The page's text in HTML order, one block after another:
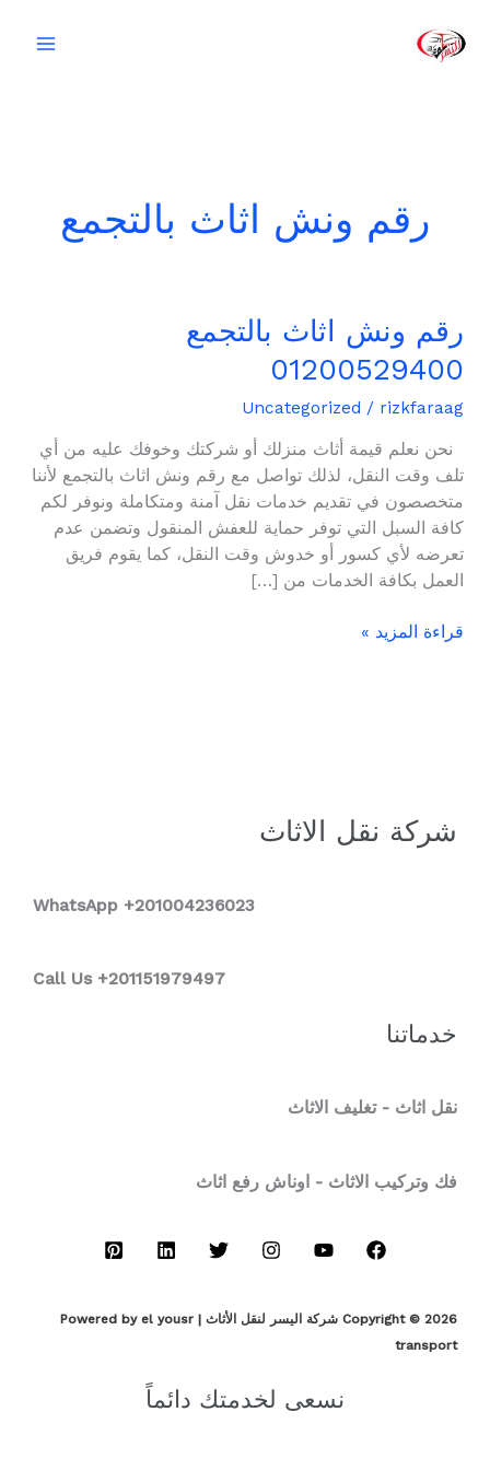
المحتوى
رقم ونش اثاث بالتجمع
رقم ونش اثاث بالتجمع
01200529400
Uncategorized / rizkfaraag
نحن نعلم قيمة أثاث منزلك أو شركتك وخوفك عليه من أي
تلف وقت النقل، لذلك تواصل مع رقم ونش اثاث بالتجمع لأننا
متخصصون في تقديم خدمات نقل آمنة ومتكاملة ونوفر لكم
كافة السبل التي توفر حماية للعفش المنقول وتضمن عدم
تعرضه لأي كسور أو خدوش وقت النقل، كما يقوم فريق
العمل بكافة الخدمات من […]
رقم
ونش
اثاث
بالتجمع
قراءة المزيد »
شركة نقل الاثاث
WhatsApp +201004236023
Call Us +201151979497
خدماتنا
نقل اثاث - تغليف الاثاث
فك وتركيب الاثاث - اوناش رفع اثاث
Copyright © 2026 شركة اليسر لنقل الأثاث | Powered by el yousr
transport
نسعى لخدمتك دائماً